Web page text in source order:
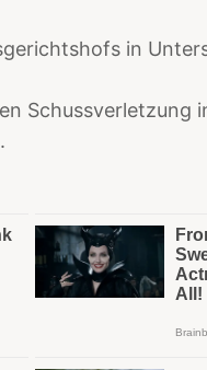
in
Schussverletzung